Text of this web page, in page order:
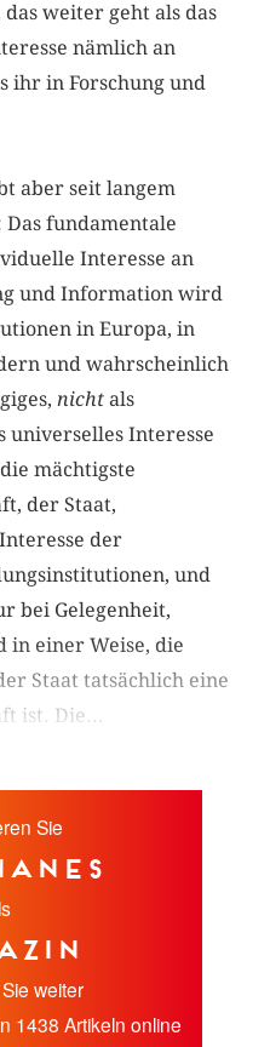
das weiter geht als das
nämlich an
ihr in Forschung und
aber seit langem
fundamentale
Interesse an
und Information wird
in Europa, in
und wahrscheinlich
nicht als
universelles Interesse
mächtigste
der Staat,
der
und
bei Gelegenheit,
in einer Weise, die
Staat tatsächlich eine
ist. Die...
Sie
weiter
1438 Artikeln online